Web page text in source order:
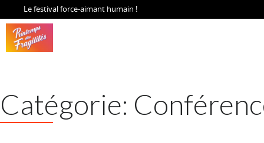
Le festival force-aimant humain !
Catégorie: